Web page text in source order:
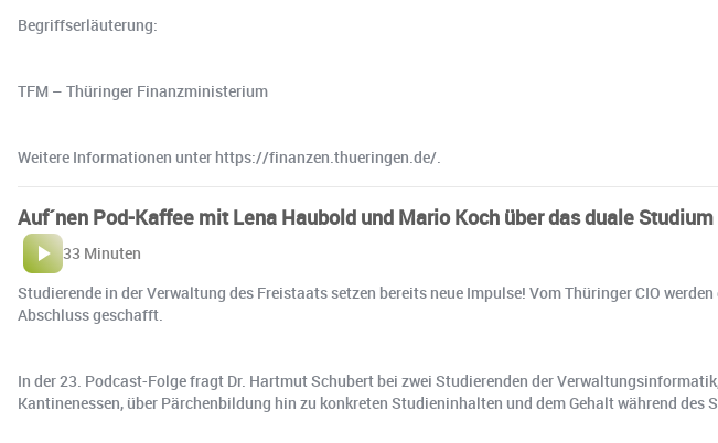
Begriffserläuterung:
TFM – Thüringer Finanzministerium
Weitere Informationen unter https://finanzen.thueringen.de/.
Auf´nen Pod-Kaffee mit Lena Haubold und Mario Koch über das duale
33 Minuten
Studierende in der Verwaltung des Freistaats setzen bereits neue Impulse! Vom Thüringer CIO
Abschluss geschafft.
In der 23. Podcast-Folge fragt Dr. Hartmut Schubert bei zwei Studierenden der
Kantinenessen, über Pärchenbildung hin zu konkreten Studieninhalten und dem Gehalt während